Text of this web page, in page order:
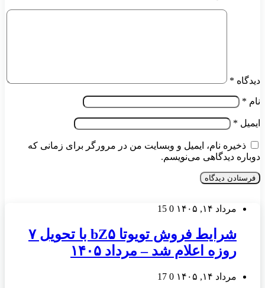
دیدگاه *
نام *
ایمیل *
ذخیره نام، ایمیل و وبسایت من در مرورگر برای زمانی که
دوباره دیدگاهی می‌نویسم.
مرداد ۱۴, ۱۴۰۵ 0
15
شرایط فروش تویوتا bZ۵ با تحویل ۷
روزه اعلام شد – مرداد ۱۴۰۵
مرداد ۱۴, ۱۴۰۵ 0
17